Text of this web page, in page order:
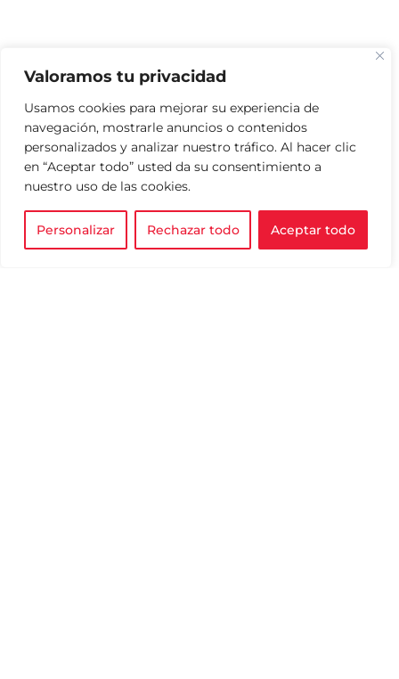
Valoramos tu privacidad
Usamos cookies para mejorar su experiencia de
navegación, mostrarle anuncios o contenidos
personalizados y analizar nuestro tráfico. Al hacer clic
en “Aceptar todo” usted da su consentimiento a
nuestro uso de las cookies.
Personalizar Rechazar todo Aceptar todo